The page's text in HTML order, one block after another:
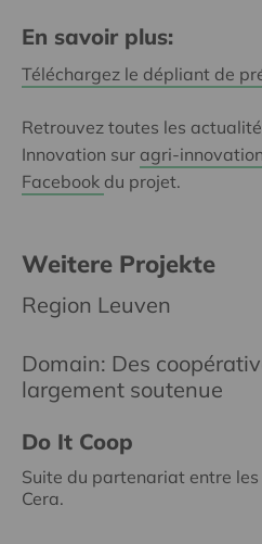
En savoir plus:
Téléchargez le dépliant de
Retrouvez toutes les
Innovation sur agri-
Facebook du projet.
Weitere Projekte
Region Leuven
Domain: Des
largement soutenue
Do It Coop
Suite du partenariat entre
Cera.